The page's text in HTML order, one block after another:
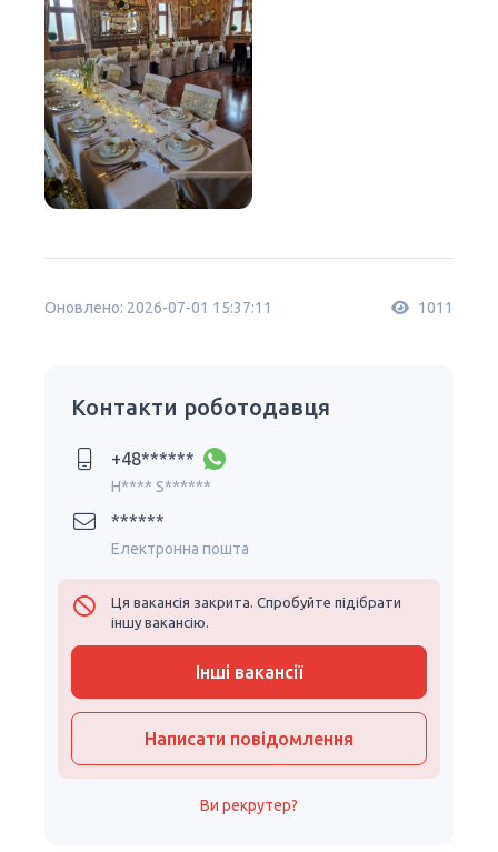
Оновлено: 2026-07-01 15:37:11 1011
Контакти роботодавця
+48******
H**** S******
******
Електронна пошта
Ця вакансія закрита. Спробуйте підібрати
іншу вакансію.
Інші вакансії
Написати повідомлення
Ви рекрутер?